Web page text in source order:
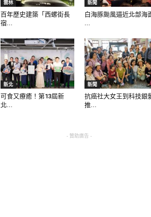
雲林
百年歷史建築「西螺街長
宿...
新聞
白海豚颱風逼近北部海
...
新北
可食又療癒！第13屆新
北...
新聞
抗癌社大女王到科技銀
推...
- 贊助廣告 -